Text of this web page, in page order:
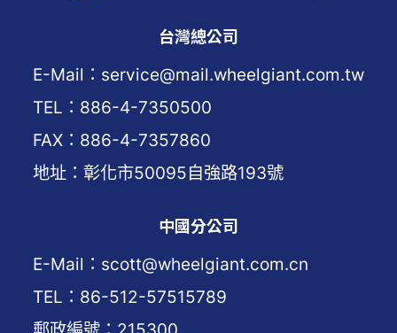
台灣總公司
E-Mail：service@mail.wheelgiant.com.tw
TEL：886-4-7350500
FAX：886-4-7357860
地址：彰化市50095自強路193號
中國分公司
E-Mail：scott@wheelgiant.com.cn
TEL：86-512-57515789